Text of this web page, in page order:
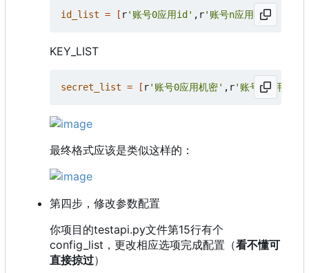
id_list = [ r'账号0应用id' ,r'账号n应用id']
KEY_LIST
secret_list = [ r'账号0应用机密' ,r'账号n应用机密'
最终格式应该是类似这样的：
第四步，修改参数配置
你项目的testapi.py文件第15行有个
config_list，更改相应选项完成配置（看不懂可
直接掠过）